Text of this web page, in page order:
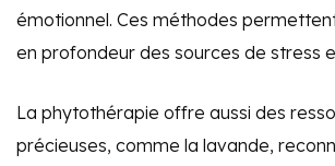
émotionnel. Ces méthodes
en profondeur des sources de stress
La phytothérapie offre aussi des
précieuses, comme la lavande,